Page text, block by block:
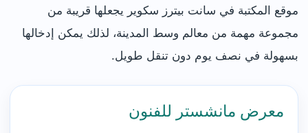
موقع المكتبة في سانت بيترز سكوير يجعلها قريبة من
مجموعة مهمة من معالم وسط المدينة، لذلك يمكن إدخالها
بسهولة في نصف يوم دون تنقل طويل.
معرض مانشستر للفنون